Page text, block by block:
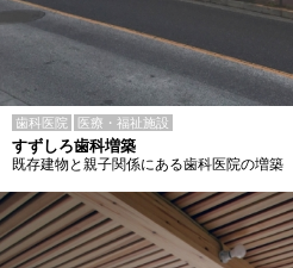
歯科医院 医療・福祉施設
すずしろ歯科増築
既存建物と親子関係にある歯科医院の増築